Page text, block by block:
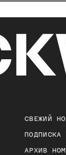
СВЕЖИЙ
ПОДПИСКА
АРХИВ